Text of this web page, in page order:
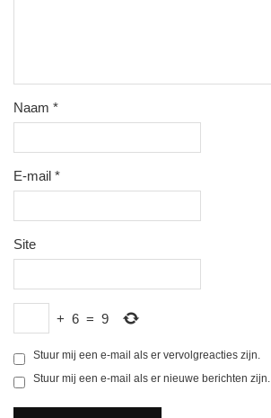
Naam *
E-mail *
Site
+ 6 = 9
Stuur mij een e-mail als er vervolgreacties zijn.
Stuur mij een e-mail als er nieuwe berichten zijn.